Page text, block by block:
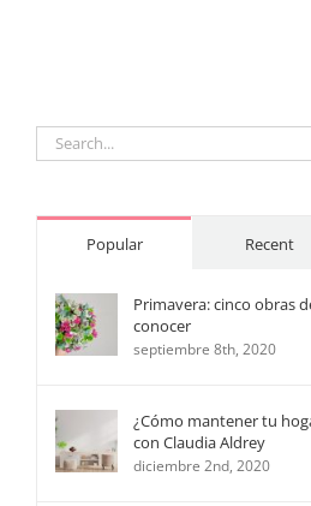
Search
for:
Popular Recent
Primavera: cinco obras
conocer
septiembre 8th, 2020
¿Cómo mantener tu
con Claudia Aldrey
diciembre 2nd, 2020